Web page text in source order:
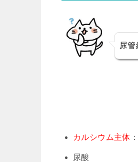
尿
カルシウム主体
尿酸